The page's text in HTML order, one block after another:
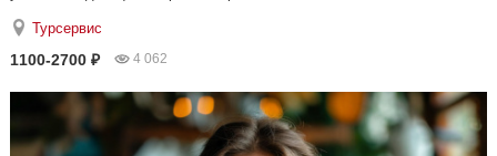
Турсервис
1100-2700 ₽ 4 062